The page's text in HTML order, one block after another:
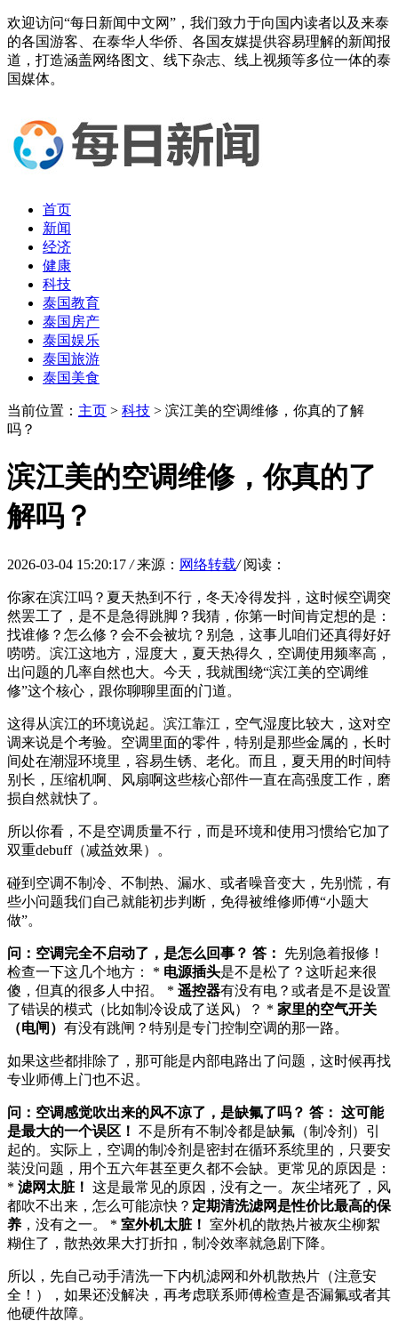
欢迎访问“每日新闻中文网”，我们致力于向国内读者以及来泰
的各国游客、在泰华人华侨、各国友媒提供容易理解的新闻报
道，打造涵盖网络图文、线下杂志、线上视频等多位一体的泰
国媒体。
首页
新闻
经济
健康
科技
泰国教育
泰国房产
泰国娱乐
泰国旅游
泰国美食
当前位置： 主页 > 科技 > 滨江美的空调维修，你真的了解
吗？
滨江美的空调维修，你真的了
解吗？
2026-03-04 15:20:17 / 来源： 网络转载/ 阅读：
你家在滨江吗？夏天热到不行，冬天冷得发抖，这时候空调突
然罢工了，是不是急得跳脚？我猜，你第一时间肯定想的是：
找谁修？怎么修？会不会被坑？别急，这事儿咱们还真得好好
唠唠。滨江这地方，湿度大，夏天热得久，空调使用频率高，
出问题的几率自然也大。今天，我就围绕“滨江美的空调维
修”这个核心，跟你聊聊里面的门道。
这得从滨江的环境说起。滨江靠江，空气湿度比较大，这对空
调来说是个考验。空调里面的零件，特别是那些金属的，长时
间处在潮湿环境里，容易生锈、老化。而且，夏天用的时间特
别长，压缩机啊、风扇啊这些核心部件一直在高强度工作，磨
损自然就快了。
所以你看，不是空调质量不行，而是环境和使用习惯给它加了
双重debuff（减益效果）。
碰到空调不制冷、不制热、漏水、或者噪音变大，先别慌，有
些小问题我们自己就能初步判断，免得被维修师傅“小题大
做”。
问：空调完全不启动了，是怎么回事？ 答：
先别急着报修！
检查一下这几个地方： * 电源插头是不是松了？这听起来很
傻，但真的很多人中招。 * 遥控器有没有电？或者是不是设置
了错误的模式（比如制冷设成了送风）？ * 家里的空气开关
（电闸） 有没有跳闸？特别是专门控制空调的那一路。
如果这些都排除了，那可能是内部电路出了问题，这时候再找
专业师傅上门也不迟。
问：空调感觉吹出来的风不凉了，是缺氟了吗？ 答： 这可能
是最大的一个误区！ 不是所有不制冷都是缺氟（制冷剂）引
起的。实际上，空调的制冷剂是密封在循环系统里的，只要安
装没问题，用个五六年甚至更久都不会缺。更常见的原因是：
* 滤网太脏！ 这是最常见的原因，没有之一。灰尘堵死了，风
都吹不出来，怎么可能凉快？ 定期清洗滤网是性价比最高的保
养 ，没有之一。 * 室外机太脏！ 室外机的散热片被灰尘柳絮
糊住了，散热效果大打折扣，制冷效率就急剧下降。
所以，先自己动手清洗一下内机滤网和外机散热片（注意安
全！），如果还没解决，再考虑联系师傅检查是否漏氟或者其
他硬件故障。